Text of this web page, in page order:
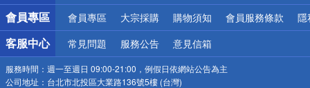
會員專區 會員專區 大宗採購 購物須知 會員服務條款 隱
客服中心 常見問題 服務公告 意見信箱
服務時間： 週一至週日 09:00-21:00，例假日依網站公告為主
公司地址： 台北市北投區大業路136號5樓 (台灣)